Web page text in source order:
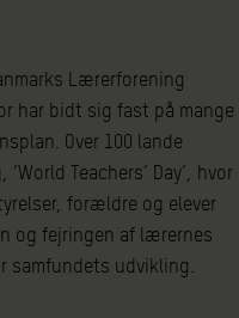
Lærerforening
har bidt sig fast på mange
Over 100 lande
Teachers’ Day’, hvor
forældre og elever
og fejringen af lærernes
samfundets udvikling.